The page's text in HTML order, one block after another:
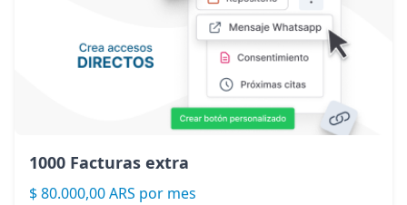
1000 Facturas extra
$ 80.000,00 ARS por mes